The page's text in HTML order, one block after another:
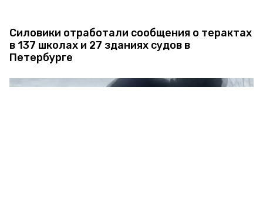
Силовики отработали сообщения о терактах
в 137 школах и 27 зданиях судов в
Петербурге